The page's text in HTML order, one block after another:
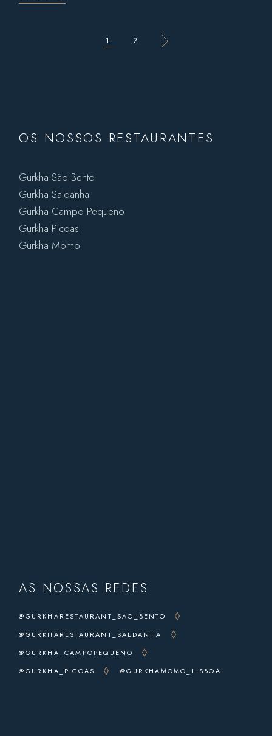
1 2
OS NOSSOS RESTAURANTES
Gurkha São Bento
Gurkha Saldanha
Gurkha Campo Pequeno
Gurkha Picoas
Gurkha Momo
AS NOSSAS REDES
@GURKHARESTAURANT_SAO_BENTO
@GURKHARESTAURANT_SALDANHA
@GURKHA_CAMPOPEQUENO
@GURKHA_PICOAS
@GURKHAMOMO_LISBOA